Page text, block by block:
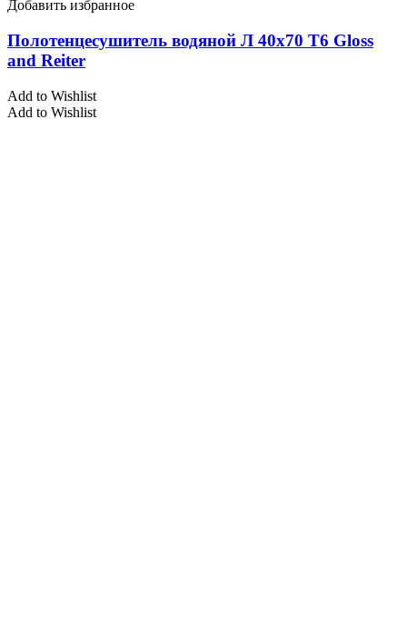
Добавить избранное
Полотенцесушитель водяной Л 40х70 Т6 Gloss
and Reiter
Add to Wishlist
Add to Wishlist